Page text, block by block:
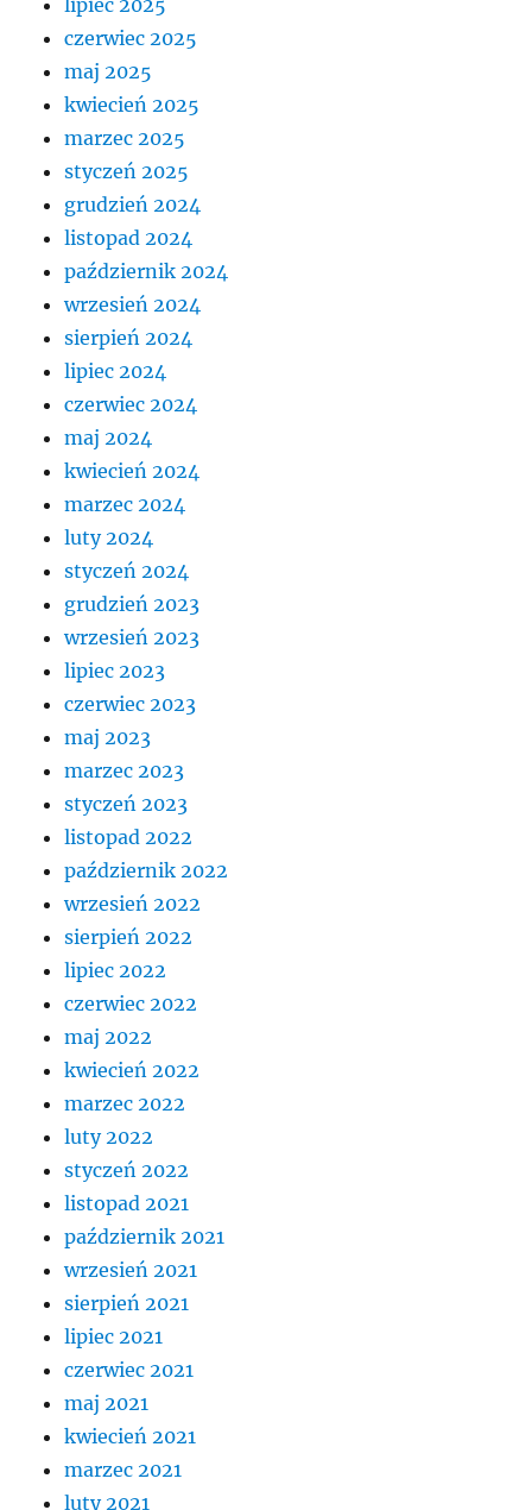
czerwiec 2025
maj 2025
kwiecień 2025
marzec 2025
styczeń 2025
grudzień 2024
listopad 2024
październik 2024
wrzesień 2024
sierpień 2024
lipiec 2024
czerwiec 2024
maj 2024
kwiecień 2024
marzec 2024
luty 2024
styczeń 2024
grudzień 2023
wrzesień 2023
lipiec 2023
czerwiec 2023
maj 2023
marzec 2023
styczeń 2023
listopad 2022
październik 2022
wrzesień 2022
sierpień 2022
lipiec 2022
czerwiec 2022
maj 2022
kwiecień 2022
marzec 2022
luty 2022
styczeń 2022
listopad 2021
październik 2021
wrzesień 2021
sierpień 2021
lipiec 2021
czerwiec 2021
maj 2021
kwiecień 2021
marzec 2021
luty 2021